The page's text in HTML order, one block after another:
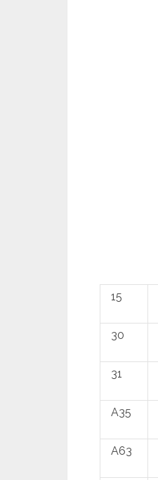
15
30
31
A35
A63